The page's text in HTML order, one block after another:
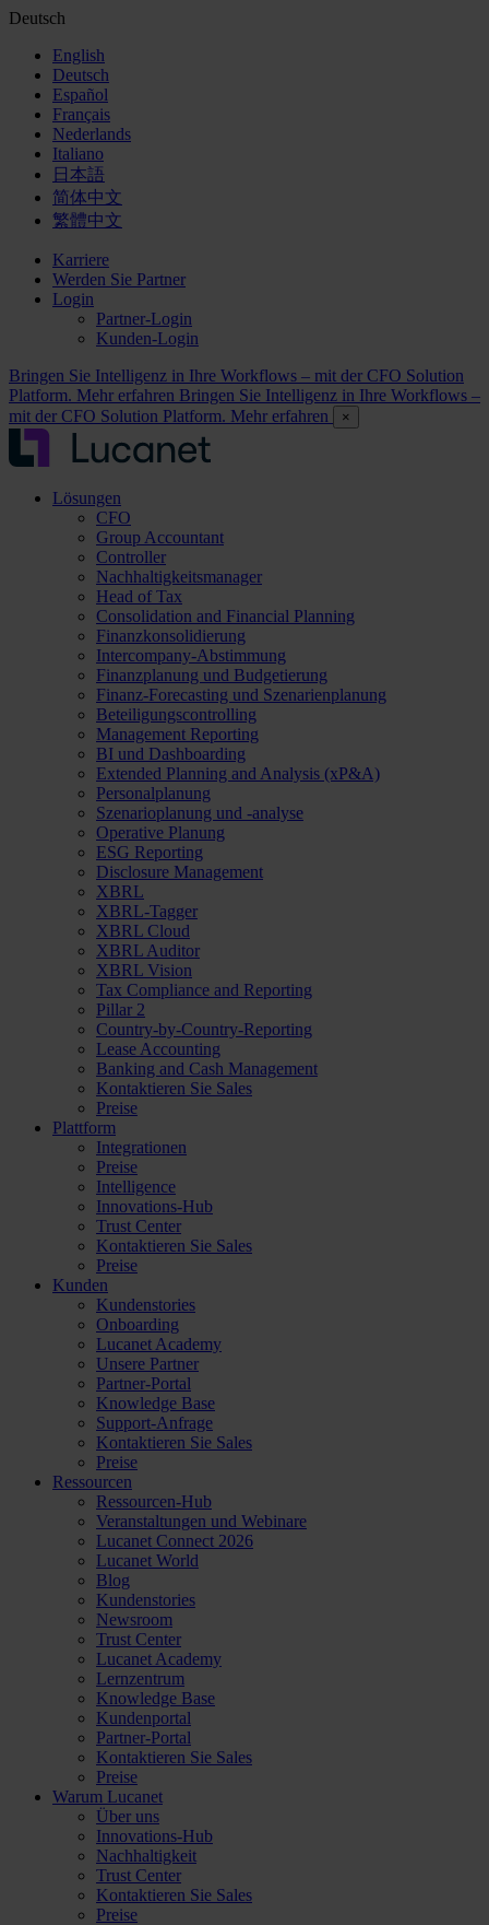
Deutsch
English
Deutsch
Español
Français
Nederlands
Italiano
日本語
简体中文
繁體中文
Karriere
Werden Sie Partner
Login
Partner-Login
Kunden-Login
Bringen Sie Intelligenz in Ihre Workflows – mit der CFO Solution
Platform. Mehr erfahren Bringen Sie Intelligenz in Ihre Workflows –
mit der CFO Solution Platform. Mehr erfahren
×
Lösungen
CFO
Group Accountant
Controller
Nachhaltigkeitsmanager
Head of Tax
Consolidation and Financial Planning
Finanzkonsolidierung
Intercompany-Abstimmung
Finanzplanung und Budgetierung
Finanz-Forecasting und Szenarienplanung
Beteiligungscontrolling
Management Reporting
BI und Dashboarding
Extended Planning and Analysis (xP&A)
Personalplanung
Szenarioplanung und -analyse
Operative Planung
ESG Reporting
Disclosure Management
XBRL
XBRL-Tagger
XBRL Cloud
XBRL Auditor
XBRL Vision
Tax Compliance and Reporting
Pillar 2
Country-by-Country-Reporting
Lease Accounting
Banking and Cash Management
Kontaktieren Sie Sales
Preise
Plattform
Integrationen
Preise
Intelligence
Innovations-Hub
Trust Center
Kontaktieren Sie Sales
Preise
Kunden
Kundenstories
Onboarding
Lucanet Academy
Unsere Partner
Partner-Portal
Knowledge Base
Support-Anfrage
Kontaktieren Sie Sales
Preise
Ressourcen
Ressourcen-Hub
Veranstaltungen und Webinare
Lucanet Connect 2026
Lucanet World
Blog
Kundenstories
Newsroom
Trust Center
Lucanet Academy
Lernzentrum
Knowledge Base
Kundenportal
Partner-Portal
Kontaktieren Sie Sales
Preise
Warum Lucanet
Über uns
Innovations-Hub
Nachhaltigkeit
Trust Center
Kontaktieren Sie Sales
Preise